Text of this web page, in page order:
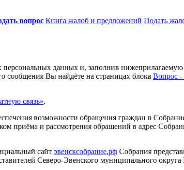
вопрос Книга жалоб и предложений Подать
данных и, заполнив
Вы найдёте на страницах блока Вопрос -
связь».
возможности обращения граждан в
приёма и рассмотрения обращений в адрес
сайт эвенсксобрание.рф Собрания
Северо-Эвенского муниципального